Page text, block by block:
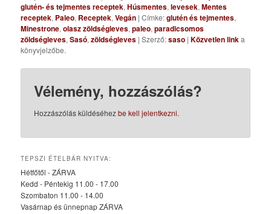
glutén- és tejmentes receptek,Húsmentes,levesek,Mentes
receptek, Paleo, Receptek,Vegán | Címke:glutén és tejmentes,
Minestrone,olasz zöldségleves,paleo,paradicsomos
zöldségleves,Sasó,zöldségleves | Szerző:saso |Közvetlen linka
könyvjelzőbe.
Vélemény, hozzászólás?
Hozzászólás küldéséhezbe kell jelentkezni.
TEPSZI ÉTELBÁR NYITVA:
Hétfőtől - ZÁRVA
Kedd - Péntekig 11.00 - 17.00
Szombaton 11.00 - 14.00
Vasárnap és ünnepnap ZÁRVA